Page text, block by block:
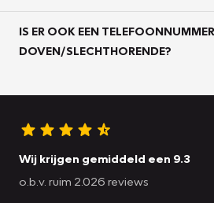
IS ER OOK EEN
DOVEN/SLECHTHORENDE?
Wij krijgen gemiddeld een 9.3
o.b.v. ruim 2.026 reviews